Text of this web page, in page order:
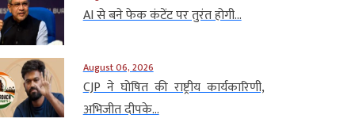
AI से बने फेक कंटेंट पर तुरंत होगी...
August 06, 2026
CJP ने घोषित की राष्ट्रीय कार्यकारिणी,
अभिजीत दीपके...